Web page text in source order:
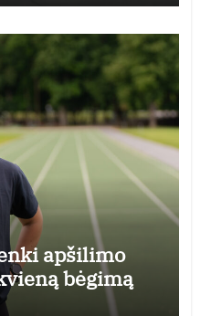
apšilimo
bėgimą